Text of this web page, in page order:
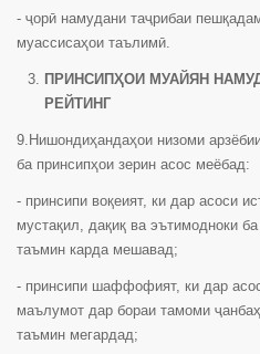
- ҷорӣ намудани таҷрибаи
муассисаҳои таълимӣ.
ПРИНСИПҲОИ МУАЙЯН
РЕЙТИНГ
9.Нишондиҳандаҳои низоми
ба принсипҳои зерин асос меёбад:
- принсипи воқеият, ки дар асоси
мустақил, дақиқ ва эътимодноки
таъмин карда мешавад;
- принсипи шаффофият, ки дар
маълумот дар бораи тамоми
таъмин мегардад;